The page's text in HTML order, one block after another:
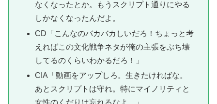
なくなったとか。もうスクリプト通りにやる
しかなくなったんだよ。
CD「こんなのバカバカしいだろ！ちょっと考
えればこの文化戦争ネタが俺の主張をぶち壊
してるのくらいわかるだろ！」
CIA「動画をアップしろ。生きたければな。
あとスクリプトは守れ。特にマイノリティと
女性のくだりは忘れるなよ。」